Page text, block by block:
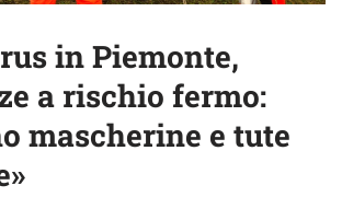
in Piemonte,
a rischio fermo:
mascherine e tute